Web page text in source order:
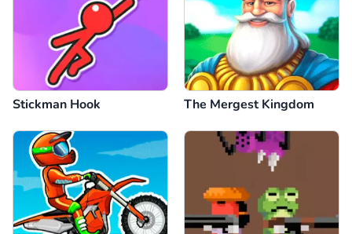
Stickman Hook The Mergest Kingdom